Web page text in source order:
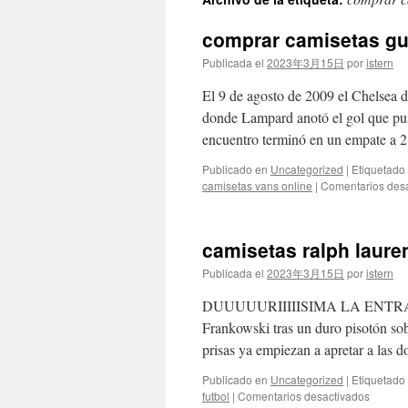
contenido
comprar camisetas
Publicada el 2023年3月15日 poristern
El 9 de agosto de 2009 el Chelsea
donde Lampard anotó el gol que
encuentro terminó en un empate a
Publicado en Uncategorized | Etiquetado
camisetas vans online | Comentarios
camisetas ralph
Publicada el 2023年3月15日 poristern
DUUUUURIIIIISIMA LA
Frankowski tras un duro pisotón
prisas ya empiezan a apretar a las
Publicado en Uncategorized | Etiquetado
futbol | Comentarios desactivadosen